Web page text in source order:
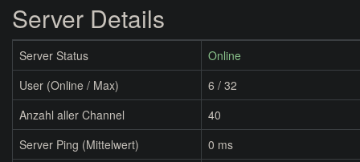
Server Details
Server Status
Online
User (Online / Max)
6 / 32
Anzahl aller Channel
40
Server Ping (Mittelwert)
0 ms